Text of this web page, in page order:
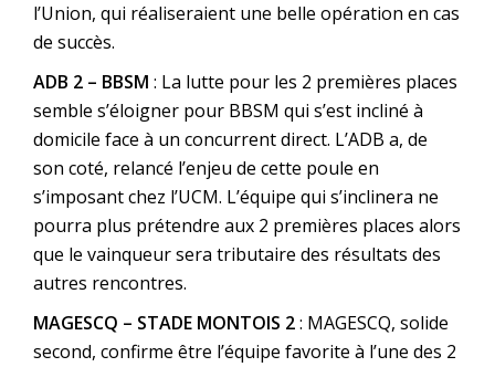
l’Union, qui réaliseraient une belle opération en cas
de succès.
ADB 2 – BBSM : La lutte pour les 2 premières places
semble s’éloigner pour BBSM qui s’est incliné à
domicile face à un concurrent direct. L’ADB a, de
son coté, relancé l’enjeu de cette poule en
s’imposant chez l’UCM. L’équipe qui s’inclinera ne
pourra plus prétendre aux 2 premières places alors
que le vainqueur sera tributaire des résultats des
autres rencontres.
MAGESCQ – STADE MONTOIS 2: MAGESCQ, solide
second, confirme être l’équipe favorite à l’une des 2